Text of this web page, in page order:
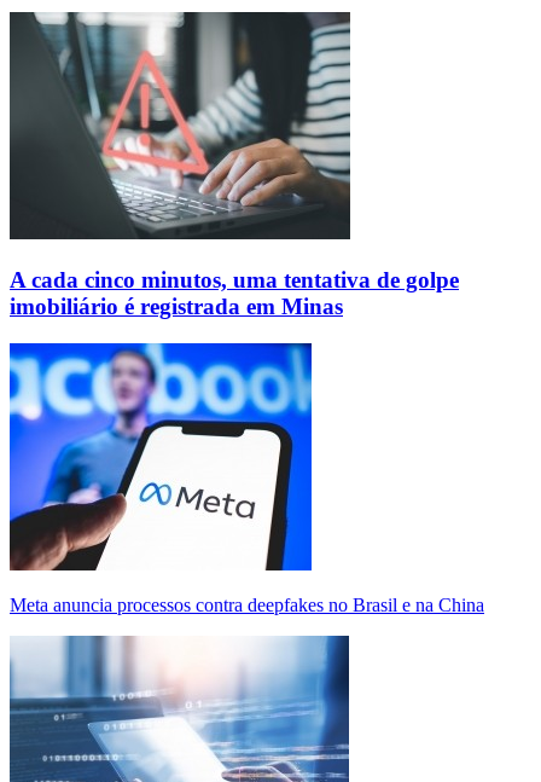
A cada cinco minutos, uma tentativa de golpe
imobiliário é registrada em Minas
Meta anuncia processos contra deepfakes no Brasil e na China